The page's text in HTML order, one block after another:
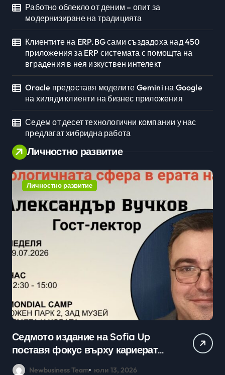
Работно облекло от деним – опит за
модернизиране на традицията
Клиентите на ERP.BG сами създадоха над 450
приложения за ERP системата с помощта на
вградения в нея изкуствен интелект
Oracle предоставя моделите Gemini на Google
на хиляди клиенти на бизнес приложения
Седем от десет технологични компании у нас
предлагат хибридна работа
Личностно развитие
Личностно развитие
Седмото издание на Sofia Up
поставя фокус върху кариерата
в технологичния сектор и
Newbusiness Team юли 13, 2026